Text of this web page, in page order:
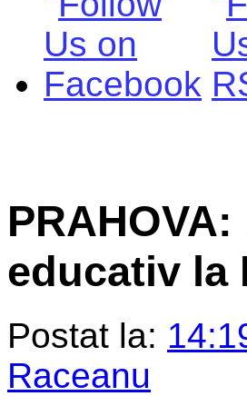
educativ la
Postat la:
Raceanu